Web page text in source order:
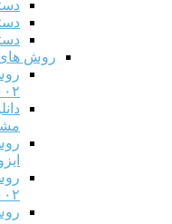
روش های
ایزو